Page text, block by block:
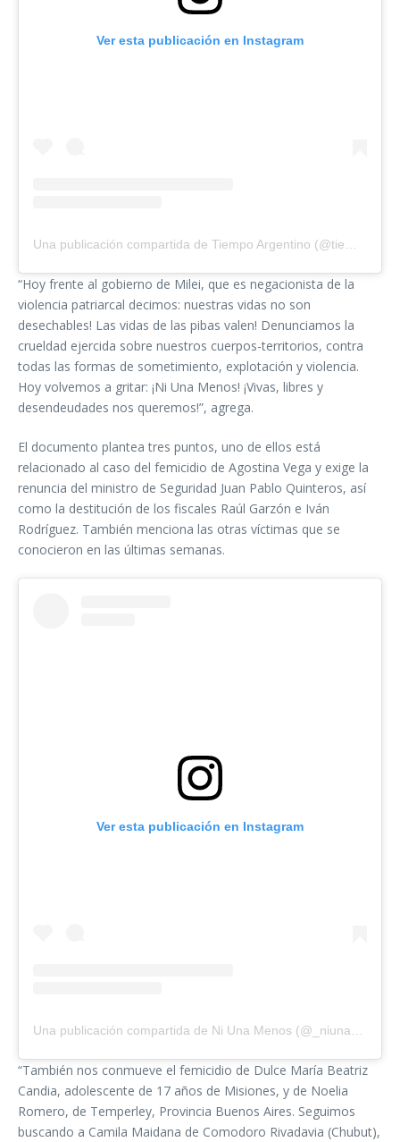
Ver esta publicación en Instagram
“Hoy frente al gobierno de Milei, que es negacionista de la
violencia patriarcal decimos: nuestras vidas no son
desechables! Las vidas de las pibas valen! Denunciamos la
crueldad ejercida sobre nuestros cuerpos-territorios, contra
todas las formas de sometimiento, explotación y violencia.
Hoy volvemos a gritar: ¡Ni Una Menos! ¡Vivas, libres y
desendeudades nos queremos!”, agrega.
El documento plantea tres puntos, uno de ellos está
relacionado al caso del femicidio de Agostina Vega y exige la
renuncia del ministro de Seguridad Juan Pablo Quinteros, así
como la destitución de los fiscales Raúl Garzón e Iván
Rodríguez. También menciona las otras víctimas que se
conocieron en las últimas semanas.
Ver esta publicación en Instagram
“También nos conmueve el femicidio de Dulce María Beatriz
Candia, adolescente de 17 años de Misiones, y de Noelia
Romero, de Temperley, Provincia Buenos Aires. Seguimos
buscando a Camila Maidana de Comodoro Rivadavia (Chubut),